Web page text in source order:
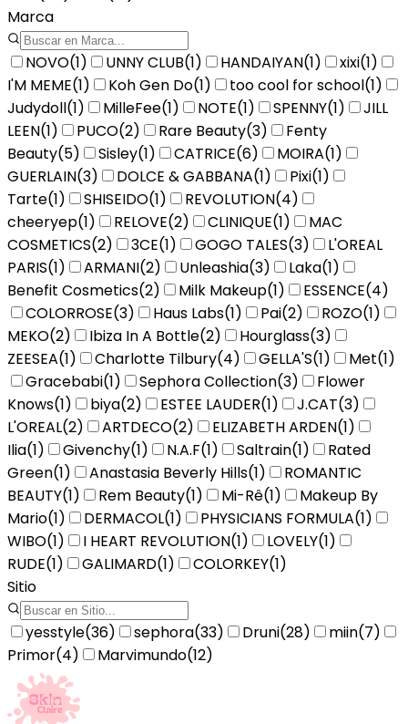
Marca
NOVO(1) UNNY CLUB(1) HANDAIYAN(1) xixi(1)
I'M MEME(1) Koh Gen Do(1) too cool for school(1)
Judydoll(1) MilleFee(1) NOTE(1) SPENNY(1)
JILL
LEEN(1) PUCO(2) Rare Beauty(3)
Fenty
Beauty(5) Sisley(1) CATRICE(6) MOIRA(1)
GUERLAIN(3) DOLCE & GABBANA(1) Pixi(1)
Tarte(1) SHISEIDO(1) REVOLUTION(4)
cheeryep(1) RELOVE(2) CLINIQUE(1)
MAC
COSMETICS(2) 3CE(1) GOGO TALES(3)
L'OREAL
PARIS(1) ARMANI(2) Unleashia(3) Laka(1)
Benefit Cosmetics(2) Milk Makeup(1) ESSENCE(4)
COLORROSE(3) Haus Labs(1) Pai(2) ROZO(1)
MEKO(2) Ibiza In A Bottle(2) Hourglass(3)
ZEESEA(1) Charlotte Tilbury(4) GELLA'S(1) Met(1)
Gracebabi(1) Sephora Collection(3)
Flower
Knows(1) biya(2) ESTEE LAUDER(1) J.CAT(3)
L'OREAL(2) ARTDECO(2) ELIZABETH ARDEN(1)
Ilia(1) Givenchy(1) N.A.F(1) Saltrain(1)
Rated
Green(1) Anastasia Beverly Hills(1)
ROMANTIC
BEAUTY(1) Rem Beauty(1) Mi-Rê(1)
Makeup By
Mario(1) DERMACOL(1) PHYSICIANS FORMULA(1)
WIBO(1) I HEART REVOLUTION(1) LOVELY(1)
RUDE(1) GALIMARD(1) COLORKEY(1)
Sitio
yesstyle(36) sephora(33) Druni(28) miin(7)
Primor(4) Marvimundo(12)